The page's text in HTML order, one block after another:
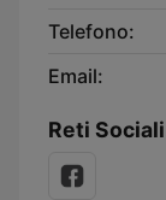
Telefono:
Email:
Reti Sociali